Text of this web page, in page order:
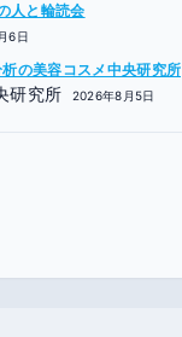
と輪読会
6日
の美容コスメ中央研究所
研究所 2026年8月5日